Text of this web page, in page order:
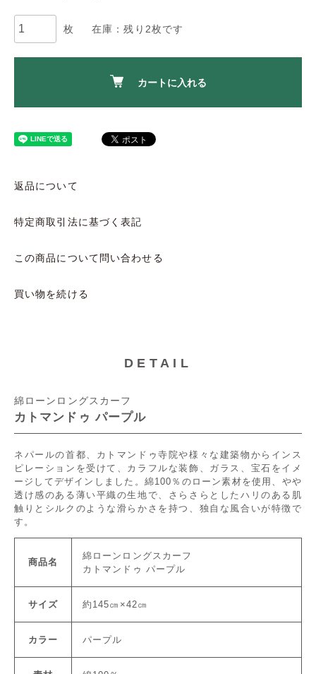
枚 在庫：残り2枚です
カートに入れる
返品について
特定商取引法に基づく表記
この商品について問い合わせる
買い物を続ける
DETAIL
綿ローンロングスカーフ
カトマンドゥ パープル
ネパールの首都、カトマンドゥ寺院や様々な建築物からインス
ピレーションを受けて、カラフルな装飾、ガラス、宝石をイメ
ージしてデザインしました。綿100％のローン素材を使用、やや
透け感のある薄い平織の生地で、さらさらとしたハリのある肌
触りとシルクのような滑らかさを持つ、独自な風合いが特徴で
す。
商品名
綿ローンロングスカーフ
カトマンドゥ パープル
サイズ 約145㎝×42㎝
カラー パープル